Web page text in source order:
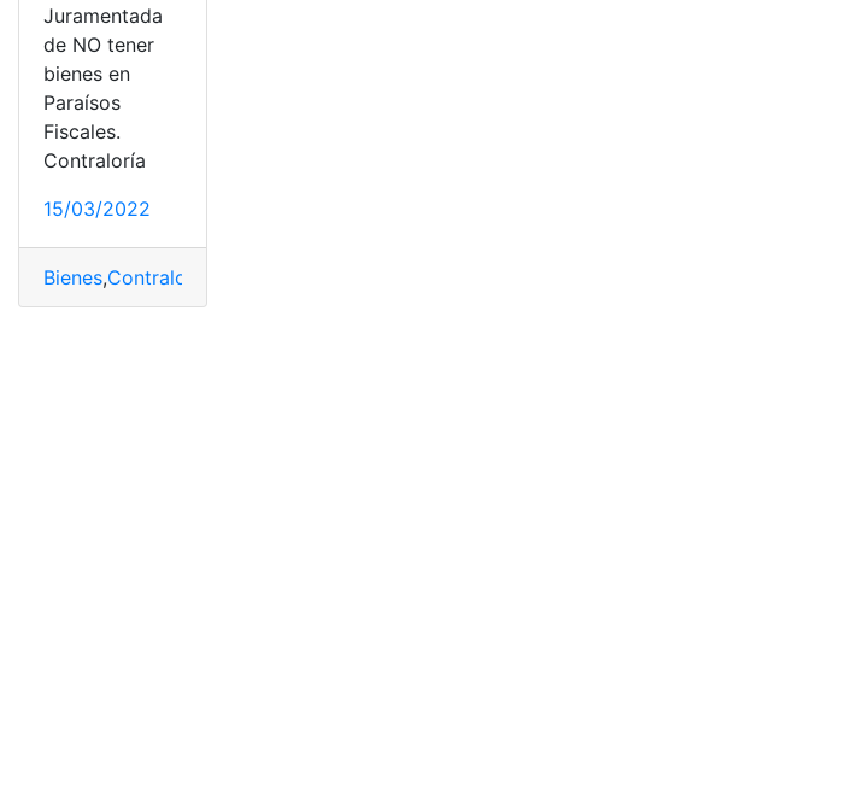
Juramentada
de NO tener
bienes en
Paraísos
Fiscales.
Contraloría
15/03/2022
Bienes,Contraloría